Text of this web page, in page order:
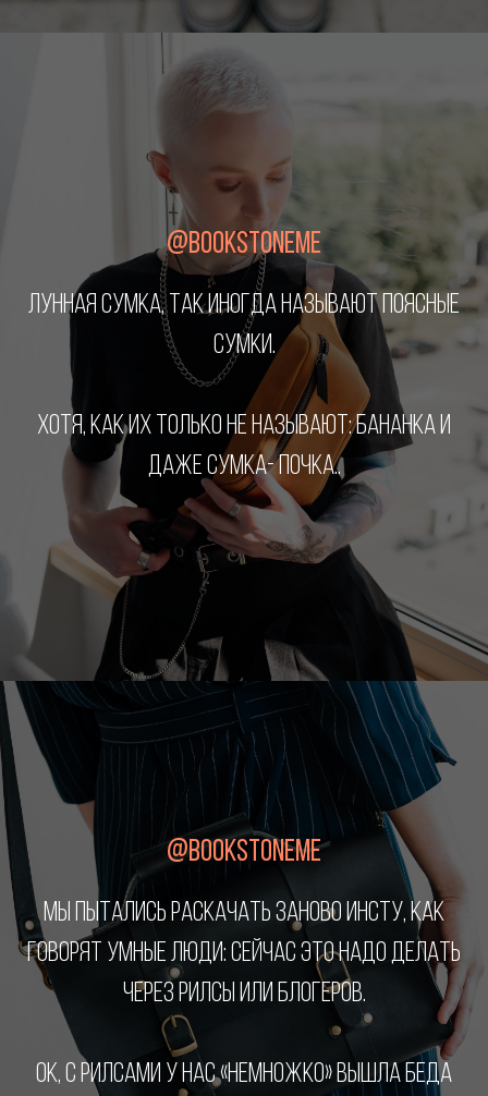
@BOOKSTONEME
ЛУННАЯ СУМКА, ТАК ИНОГДА НАЗЫВАЮТ ПОЯСНЫЕ
СУМКИ.
ХОТЯ, КАК ИХ ТОЛЬКО НЕ НАЗЫВАЮТ: БАНАНКА И
ДАЖЕ СУМКА- ПОЧКА..
@BOOKSTONEME
МЫ ПЫТАЛИСЬ РАСКАЧАТЬ ЗАНОВО ИНСТУ, КАК
ГОВОРЯТ УМНЫЕ ЛЮДИ: СЕЙЧАС ЭТО НАДО ДЕЛАТЬ
ЧЕРЕЗ РИЛСЫ ИЛИ БЛОГЕРОВ.
ОК, С РИЛСАМИ У НАС «НЕМНОЖКО» ВЫШЛА БЕДА